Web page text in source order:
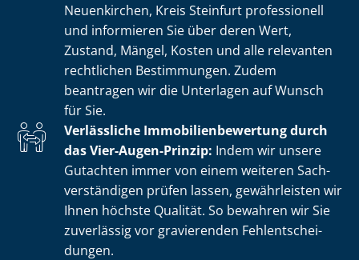
Neuenkirchen, Kreis Steinfurt professionell
und informieren Sie über deren Wert,
Zustand, Mängel, Kosten und alle relevanten
rechtlichen Bestimmungen. Zudem
beantragen wir die Unterlagen auf Wunsch
für Sie.
Verlässliche Im­mo­bi­li­en­be­wer­tung durch
das Vier-Augen-Prinzip: Indem wir unsere
Gutachten immer von einem weiteren Sach­
ver­stän­di­gen prüfen lassen, gewährleisten wir
Ihnen höchste Qualität. So bewahren wir Sie
zuverlässig vor gravierenden Fehl­ent­schei­
dun­gen.